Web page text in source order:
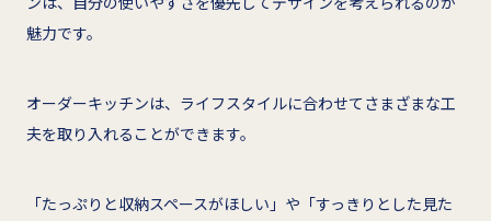
魅力です。
オーダーキッチンは、ライフスタイルに合わせてさまざまな工
夫を取り入れることができます。
「たっぷりと収納スペースがほしい」や「すっきりとした見た